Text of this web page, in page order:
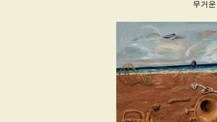
무거운